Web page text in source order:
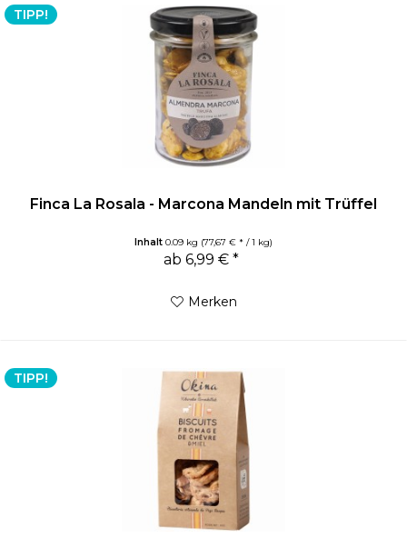
TIPP!
Finca La Rosala - Marcona Mandeln mit Trüffel
Inhalt0.09 kg (77,67 € * / 1 kg)
ab 6,99 € *
Merken
TIPP!